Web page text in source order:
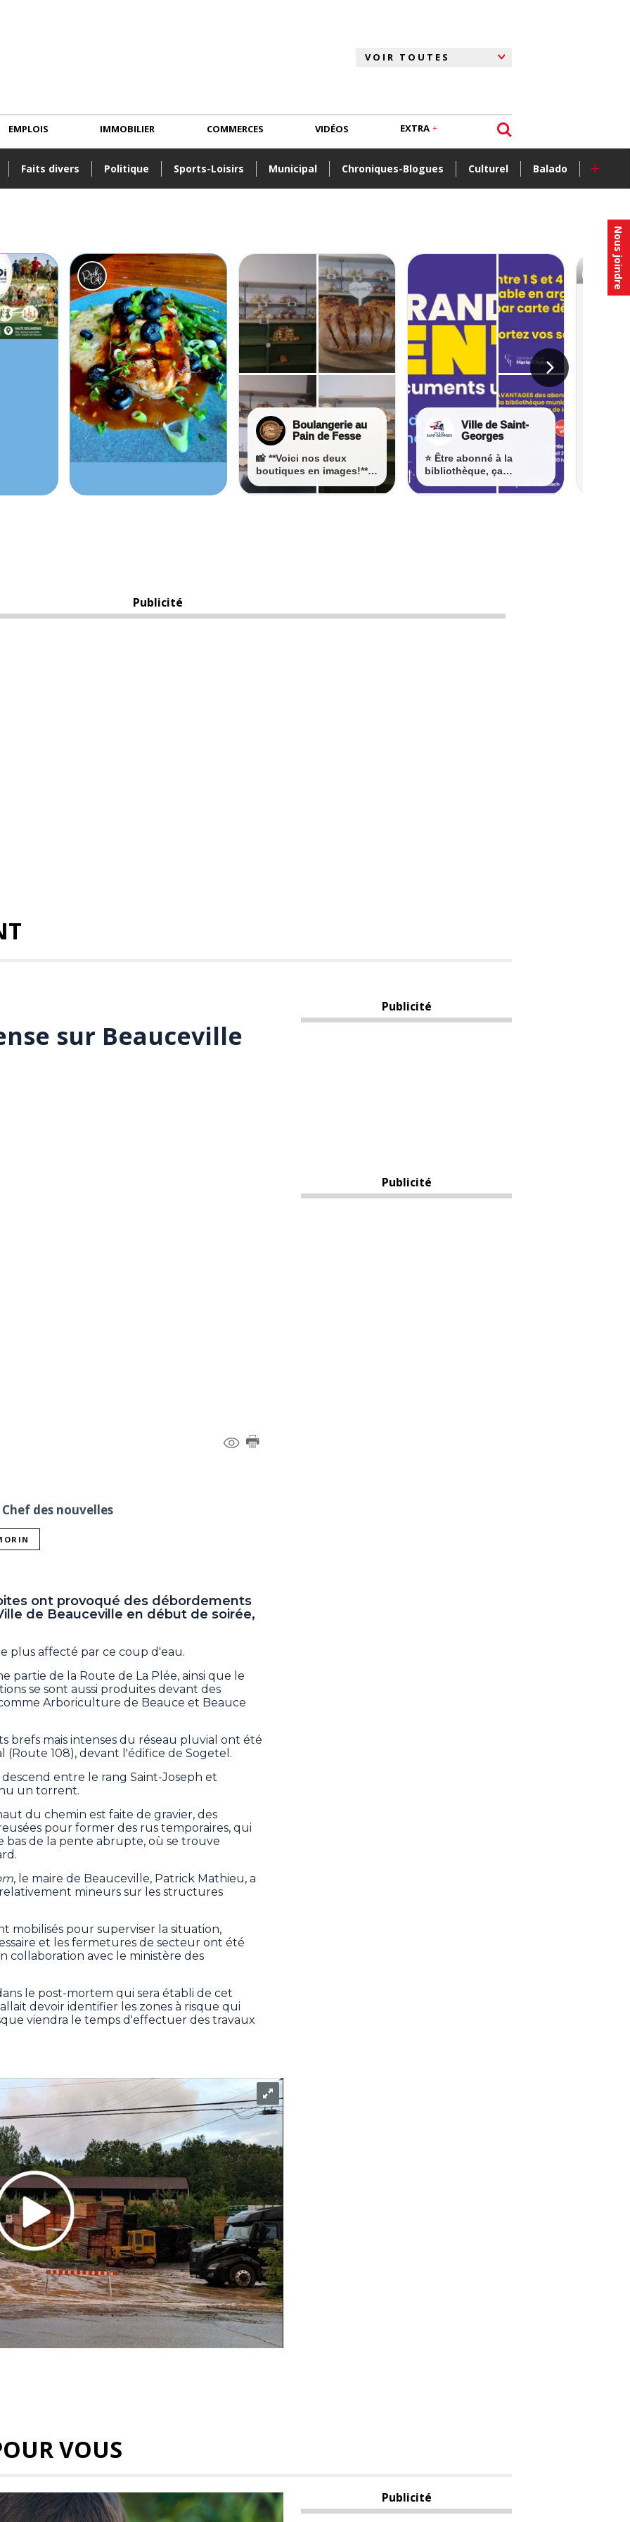
Nous joindre
Faits divers Politique Sports-Loisirs Municipal Chroniques-Blogues Culturel Balado +
EMPLOIS IMMOBILIER COMMERCES VIDÉOS EXTRA
Publicité
sur Beauceville
des nouvelles
ont provoqué des débordements
de Beauceville en début de soirée,
plus affecté par ce coup d'eau.
partie de la Route de La Plée, ainsi que le
se sont aussi produites devant des
Arboriculture de Beauce et Beauce
brefs mais intenses du réseau pluvial ont été
(Route 108), devant l'édifice de Sogetel.
entre le rang Saint-Joseph et
un torrent.
du chemin est faite de gravier, des
pour former des rus temporaires, qui
bas de la pente abrupte, où se trouve
, le maire de Beauceville, Patrick Mathieu, a
mineurs sur les structures
mobilisés pour superviser la situation,
et les fermetures de secteur ont été
collaboration avec le ministère des
le post-mortem qui sera établi de cet
devoir identifier les zones à risque qui
viendra le temps d'effectuer des travaux
Publicité
Publicité
VOUS
Publicité